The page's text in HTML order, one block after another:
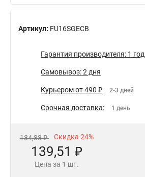
Артикул: FU16SGECB
Гарантия производителя: 1 год
Самовывоз: 2 дня
Курьером от 490 ₽ 2-3 дней
Срочная доставка: 1 день
184,88 ₽ Скидка 24%
139,51 ₽
Цена за 1 шт.